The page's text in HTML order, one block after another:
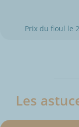
Prix du fioul le
Les